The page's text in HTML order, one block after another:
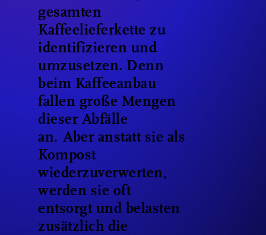
gesamten
Kaffeelieferkette zu
identifizieren und
umzusetzen. Denn
beim Kaffeeanbau
fallen große Mengen
dieser Abfälle
an. Aber anstatt sie als
Kompost
wiederzuverwerten,
werden sie oft
entsorgt und belasten
zusätzlich die